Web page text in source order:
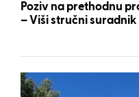
Poziv na prethodnu
– Viši stručni